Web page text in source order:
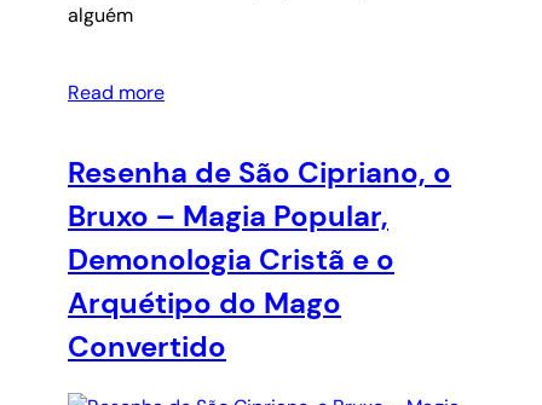
alguém
Read more
Resenha de São Cipriano, o
Bruxo – Magia Popular,
Demonologia Cristã e o
Arquétipo do Mago
Convertido